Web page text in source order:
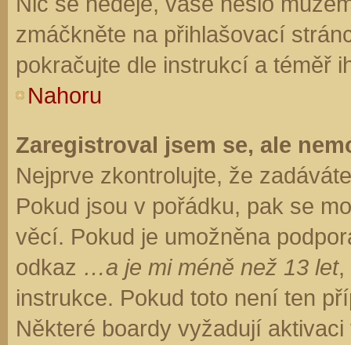
zmáčkněte na přihlašovací
pokračujte dle instrukcí a téměř
Nahoru
Zaregistroval jsem se, ale
Nejprve zkontrolujte, že
Pokud jsou v pořádku, pak se
věcí. Pokud je umožněna
odkaz …a je mi méně než 13 let,
instrukce. Pokud toto není ten
Některé boardy vyžadují